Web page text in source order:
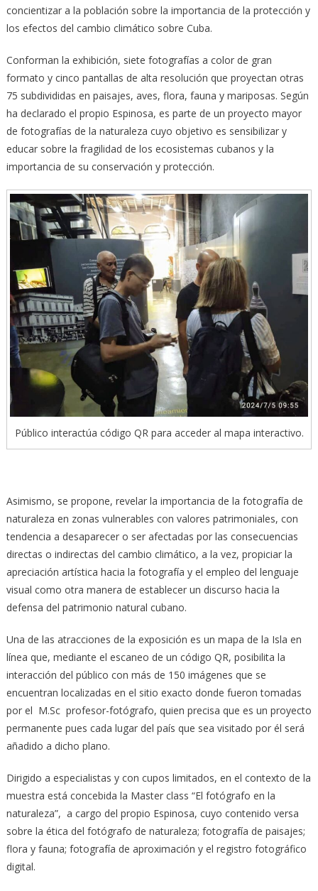
concientizar a la población sobre la importancia de la protección y
los efectos del cambio climático sobre Cuba.
Conforman la exhibición, siete fotografías a color de gran
formato y cinco pantallas de alta resolución que proyectan otras
75 subdivididas en paisajes, aves, flora, fauna y mariposas. Según
ha declarado el propio Espinosa, es parte de un proyecto mayor
de fotografías de la naturaleza cuyo objetivo es sensibilizar y
educar sobre la fragilidad de los ecosistemas cubanos y la
importancia de su conservación y protección.
Público interactúa código QR para acceder al mapa interactivo.
Asimismo, se propone, revelar la importancia de la fotografía de
naturaleza en zonas vulnerables con valores patrimoniales, con
tendencia a desaparecer o ser afectadas por las consecuencias
directas o indirectas del cambio climático, a la vez, propiciar la
apreciación artística hacia la fotografía y el empleo del lenguaje
visual como otra manera de establecer un discurso hacia la
defensa del patrimonio natural cubano.
Una de las atracciones de la exposición es un mapa de la Isla en
línea que, mediante el escaneo de un código QR, posibilita la
interacción del público con más de 150 imágenes que se
encuentran localizadas en el sitio exacto donde fueron tomadas
por el M.Sc profesor-fotógrafo, quien precisa que es un proyecto
permanente pues cada lugar del país que sea visitado por él será
añadido a dicho plano.
Dirigido a especialistas y con cupos limitados, en el contexto de la
muestra está concebida la Master class “El fotógrafo en la
naturaleza”, a cargo del propio Espinosa, cuyo contenido versa
sobre la ética del fotógrafo de naturaleza; fotografía de paisajes;
flora y fauna; fotografía de aproximación y el registro fotográfico
digital.